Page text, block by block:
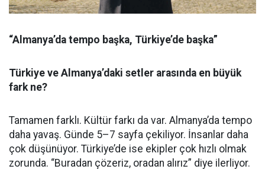
“Almanya’da tempo başka, Türkiye’de başka”
Türkiye ve Almanya’daki setler arasında en büyük
fark ne?
Tamamen farklı. Kültür farkı da var. Almanya’da tempo
daha yavaş. Günde 5–7 sayfa çekiliyor. İnsanlar daha
çok düşünüyor. Türkiye’de ise ekipler çok hızlı olmak
zorunda. “Buradan çözeriz, oradan alırız” diye ilerliyor.